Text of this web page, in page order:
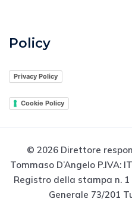
Policy
Privacy Policy
Cookie Policy
© 2026 Direttore
Tommaso D’Angelo P.IVA:
Registro della stampa n.
Generale 73/201